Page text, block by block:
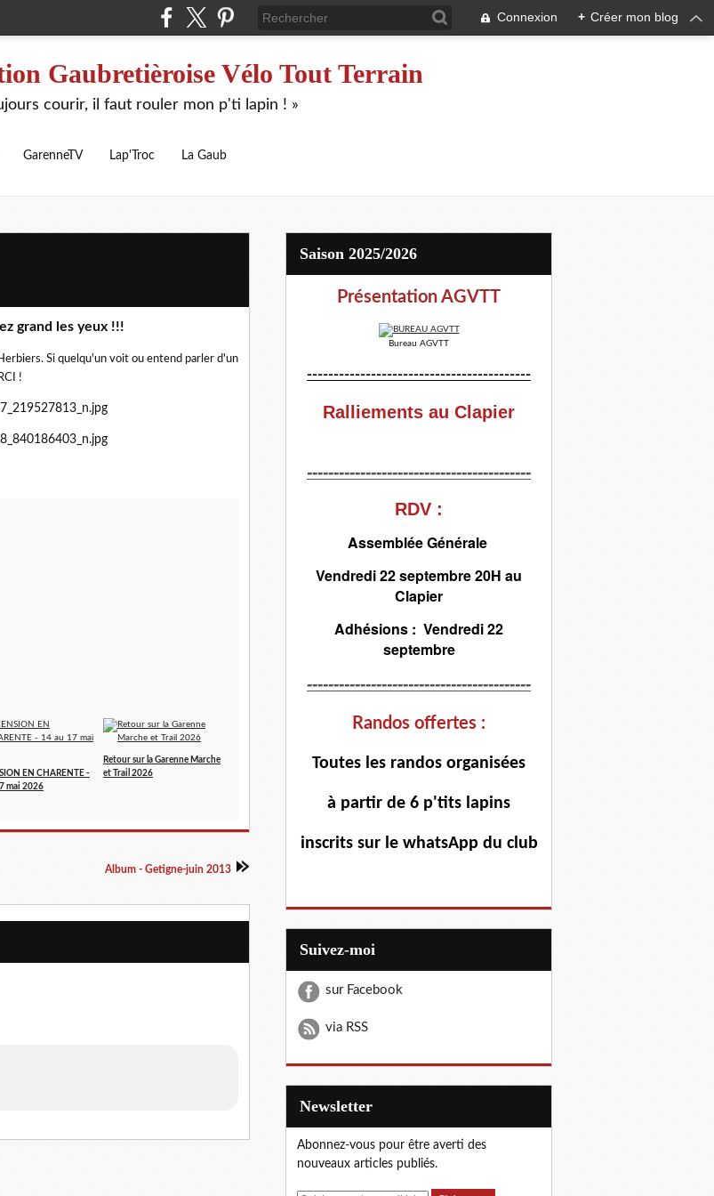
Connexion + Créer mon blog
Gaubretièroise Vélo Tout Terrain
courir, il faut rouler mon p'ti lapin ! »
GarenneTV Lap'Troc La Gaub
grand les yeux !!!
Si quelqu'un voit ou entend parler d'un
!
EN CHARENTE -
mai 2026
Retour sur la Garenne Marche
et Trail 2026
Album - Getigne-juin 2013
Saison 2025/2026
Présentation AGVTT
Bureau AGVTT
------------------------------------------
Ralliements au Clapier
------------------------------------------
RDV :
Assemblée Générale
Vendredi 22 septembre 20H au
Clapier
Adhésions : Vendredi 22
septembre
------------------------------------------
Randos offertes :
Toutes les randos organisées
à partir de 6 p'tits lapins
inscrits sur le whatsApp du club
Suivez-moi
sur Facebook
via RSS
Newsletter
Abonnez-vous pour être averti des
nouveaux articles publiés.